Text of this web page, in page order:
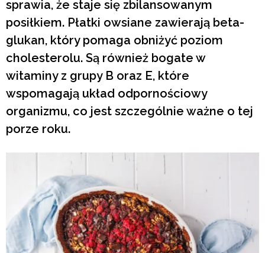
sprawia, że staje się zbilansowanym
posiłkiem. Płatki owsiane zawierają beta-
glukan, który pomaga obniżyć poziom
cholesterolu. Są również bogate w
witaminy z grupy B oraz E, które
wspomagają układ odpornościowy
organizmu, co jest szczególnie ważne o tej
porze roku.